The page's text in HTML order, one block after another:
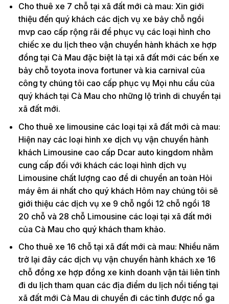
Cho thuê xe 7 chỗ tại xã đất mới cà mau: Xin giới
thiệu đến quý khách các dịch vụ xe bảy chỗ ngồi
mvp cao cấp rộng rãi để phục vụ các loại hình cho
chiếc xe du lịch theo vận chuyển hành khách xe hợp
đồng tại Cà Mau đặc biệt là tại xã đất mới các bến xe
bảy chỗ toyota inova fortuner và kia carnival của
công ty chúng tôi cao cấp phục vụ Mọi nhu cầu của
quý khách tại Cà Mau cho những lộ trình di chuyển tại
xã đất mới.
Cho thuê xe limousine các loại tại xã đất mới cà mau:
Hiện nay các loại hình xe dịch vụ vận chuyển hành
khách Limousine cao cấp Dcar auto kingdom nhằm
cung cấp đối với khách các loại hình dịch vụ
Limousine chất lượng cao để di chuyển an toàn Hỏi
máy êm ái nhất cho quý khách Hôm nay chúng tôi sẽ
giới thiệu các dịch vụ xe 9 chỗ ngồi 12 chỗ ngồi 18
20 chỗ và 28 chỗ Limousine các loại tại xã đất mới
của Cà Mau cho quý khách tham khảo.
Cho thuê xe 16 chỗ tại xã đất mới cà mau: Nhiều năm
trở lại đây các dịch vụ vận chuyển hành khách xe 16
chỗ đồng xe hợp đồng xe kinh doanh vận tải liên tỉnh
đi du lịch tham quan các địa điểm du lịch nổi tiếng tại
xã đất mới Cà Mau di chuyển đi các tỉnh được nổ ga